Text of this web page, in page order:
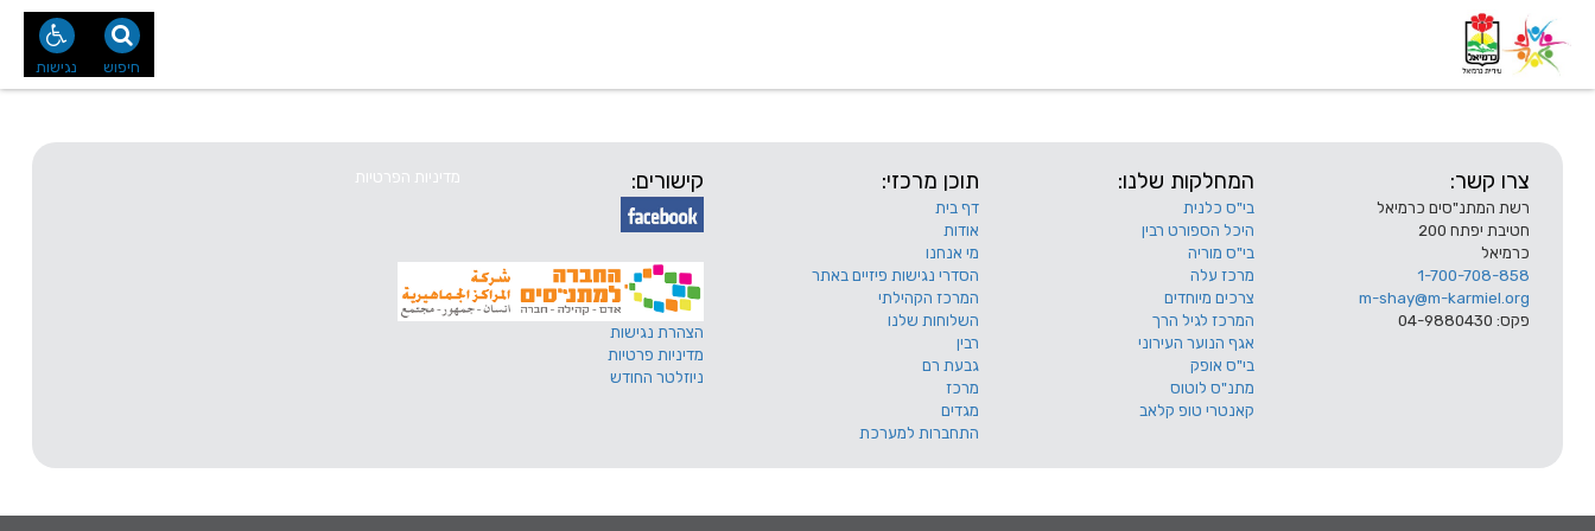
נגישות חיפוש
צרו קשר:
רשת המתנ"סים כרמיאל
חטיבת יפתח 200
כרמיאל
1-700-708-858
m-shay@m-karmiel.org
פקס: 04-9880430
המחלקות שלנו:
בי"ס כלנית
היכל הספורט רבין
בי"ס מוריה
מרכז עלה
צרכים מיוחדים
המרכז לגיל הרך
אגף הנוער העירוני
בי"ס אופק
מתנ"ס לוטוס
קאנטרי טופ קלאב
תוכן מרכזי:
דף בית
אודות
מי אנחנו
הסדרי נגישות פיזיים באתר
המרכז הקהילתי
השלוחות שלנו
רבין
גבעת רם
מרכז
מגדים
התחברות למערכת
קישורים:
הצהרת נגישות
מדיניות פרטיות
ניוזלטר החודש
מדיניות הפרטיות